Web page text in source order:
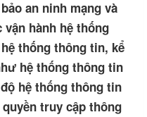
an ninh mạng và
hành hệ thống
thống thông tin, kể
hệ thống thông tin
hệ thống thông tin
truy cập thông